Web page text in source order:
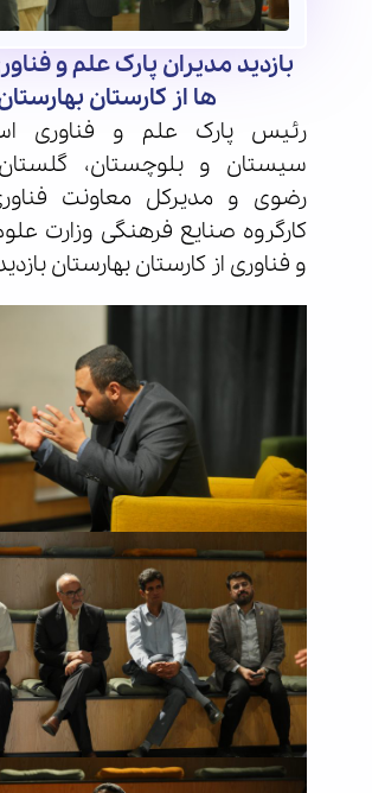
بازدید مدیران پارک علم و
ها از کارستان
رئیس پارک علم و فناوری
سیستان و بلوچستان،
رضوی و مدیرکل معاونت
کارگروه صنایع فرهنگی وزارت
و فناوری از کارستان بهارستان